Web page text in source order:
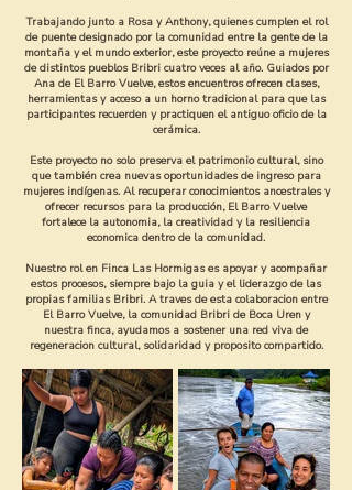
Trabajando junto a Rosa y Anthony, quienes cumplen el rol
de puente designado por la comunidad entre la gente de la
montaña y el mundo exterior, este proyecto reúne a mujeres
de distintos pueblos Bribri cuatro veces al año. Guiados por
Ana de El Barro Vuelve, estos encuentros ofrecen clases,
herramientas y acceso a un horno tradicional para que las
participantes recuerden y practiquen el antiguo oficio de la
cerámica.
Este proyecto no solo preserva el patrimonio cultural, sino
que también crea nuevas oportunidades de ingreso para
mujeres indígenas. Al recuperar conocimientos ancestrales y
ofrecer recursos para la producción, El Barro Vuelve
fortalece la autonomia, la creatividad y la resiliencia
economica dentro de la comunidad.
Nuestro rol en Finca Las Hormigas es apoyar y acompañar
estos procesos, siempre bajo la guia y el liderazgo de las
propias familias Bribri. A traves de esta colaboracion entre
El Barro Vuelve, la comunidad Bribri de Boca Uren y
nuestra finca, ayudamos a sostener una red viva de
regeneracion cultural, solidaridad y proposito compartido.